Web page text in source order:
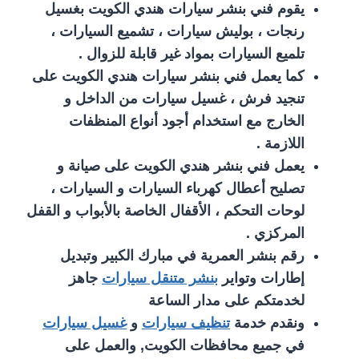
يقوم فني بنشر سيارات هندي الكويت بغسيل
رنجات ، بوليش سيارات ، تشميع السيارات ،
تلميع السيارات بمواد غير قابلة للزوال .
كما يعمل فني بنشر سيارات هندي الكويت على
تنجيد فرش ، غسيل سيارات من الداخل و
الخارج مع استخدام أجود أنواع المنظفات
اللازمة .
يعمل فني بنشر هندي الكويت على صيانة و
تصليح أعطال كهرباء السيارات و السيارات ،
لوحات التحكم ، الأقفال الخاصة بالأبواب و القفل
المركزي .
رقم بنشر العمرية في مبارك الكبير وتبديل
إطارات وتواير بنشر متنقل سيارات جاهز
لخدمتكم على مدار الساعة
ونقدم خدمةتنظيف سيارات وغسيل سيارات
في جميع محافظات الكويت, والعمل على